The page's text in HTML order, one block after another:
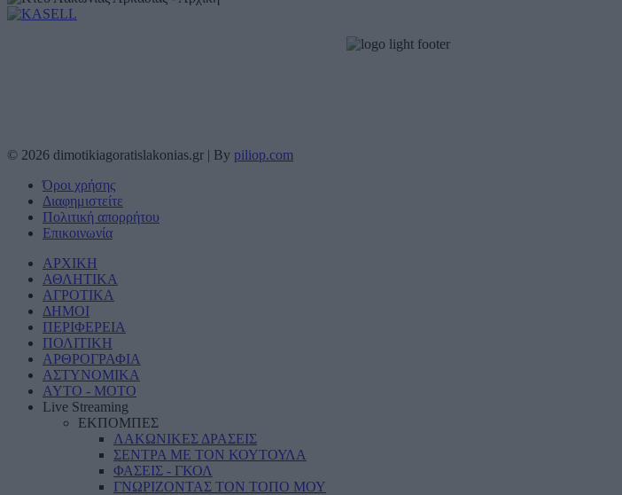
© 2026 dimotikiagoratislakonias.gr | By piliop.com
Όροι χρήσης
Διαφημιστείτε
Πολιτική απορρήτου
Επικοινωνία
ΑΡΧΙΚΗ
ΑΘΛΗΤΙΚΑ
ΑΓΡΟΤΙΚΑ
ΔΗΜΟΙ
ΠΕΡΙΦΕΡΕΙΑ
ΠΟΛΙΤΙΚΗ
ΑΡΘΡΟΓΡΑΦΙΑ
ΑΣΤΥΝΟΜΙΚΑ
AYTO - MOTO
Live Streaming
ΕΚΠΟΜΠΕΣ
ΛΑΚΩΝΙΚΕΣ ΔΡΑΣΕΙΣ
ΣΕΝΤΡΑ ΜΕ ΤΟΝ ΚΟΥΤΟΥΛΑ
ΦΑΣΕΙΣ - ΓΚΟΛ
ΓΝΩΡΙΖΟΝΤΑΣ ΤΟΝ ΤΟΠΟ ΜΟΥ